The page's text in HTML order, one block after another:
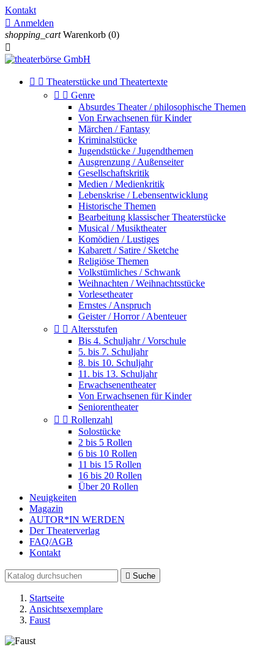
Kontakt
 Anmelden
shopping_cart Warenkorb (0)

  Theaterstücke und Theatertexte
  Genre
Absurdes Theater / philosophische Themen
Von Erwachsenen für Kinder
Märchen / Fantasy
Kriminalstücke
Jugendstücke / Jugendthemen
Ausgrenzung / Außenseiter
Gesellschaftskritik
Medien / Medienkritik
Lebenskrise / Lebensentwicklung
Historische Themen
Bearbeitung klassischer Theaterstücke
Musical / Musiktheater
Komödien / Lustiges
Kabarett / Satire / Sketche
Religiöse Themen
Volkstümliches / Schwank
Weihnachten / Weihnachtsstücke
Vorlesetheater
Ernstes / Anspruch
Geister / Horror / Abenteuer
  Altersstufen
Bis 4. Schuljahr / Vorschule
5. bis 7. Schuljahr
8. bis 10. Schuljahr
11. bis 13. Schuljahr
Erwachsenentheater
Von Erwachsenen für Kinder
Seniorentheater
  Rollenzahl
Solostücke
2 bis 5 Rollen
6 bis 10 Rollen
11 bis 15 Rollen
16 bis 20 Rollen
Über 20 Rollen
Neuigkeiten
Magazin
AUTOR*IN WERDEN
Der Theaterverlag
FAQ/AGB
Kontakt
 Suche
Startseite
Ansichtsexemplare
Faust